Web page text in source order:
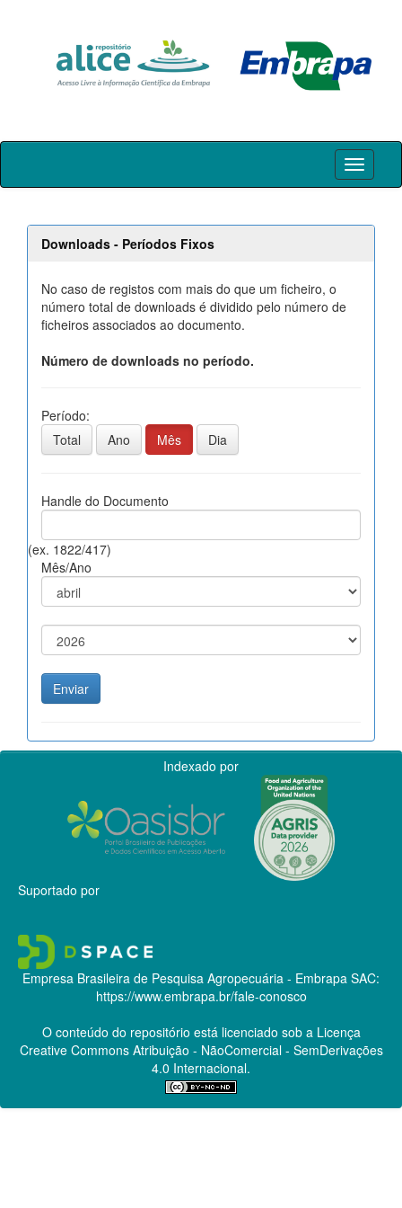
Skip
Downloads - Períodos Fixos
No caso de registos com mais do que um ficheiro, o
número total de downloads é dividido pelo número de
ficheiros associados ao documento.
Número de downloads no período.
Período:
Total
Ano Mês Dia
Handle do Documento
(ex. 1822/417)
Mês/Ano
Indexado por
Suportado por
Empresa Brasileira de Pesquisa Agropecuária - Embrapa SAC:
https://www.embrapa.br/fale-conosco
O conteúdo do repositório está licenciado sob a Licença
Creative CommonsAtribuição - NãoComercial - SemDerivações
4.0 Internacional.